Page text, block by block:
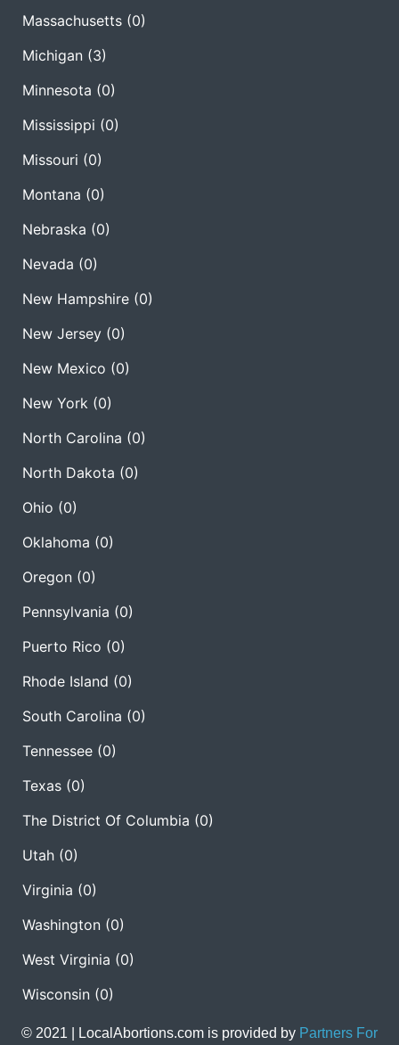
Massachusetts (0)
Michigan (3)
Minnesota (0)
Mississippi (0)
Missouri (0)
Montana (0)
Nebraska (0)
Nevada (0)
New Hampshire (0)
New Jersey (0)
New Mexico (0)
New York (0)
North Carolina (0)
North Dakota (0)
Ohio (0)
Oklahoma (0)
Oregon (0)
Pennsylvania (0)
Puerto Rico (0)
Rhode Island (0)
South Carolina (0)
Tennessee (0)
Texas (0)
The District Of Columbia (0)
Utah (0)
Virginia (0)
Washington (0)
West Virginia (0)
Wisconsin (0)
© 2021 | LocalAbortions.com is provided by Partners For